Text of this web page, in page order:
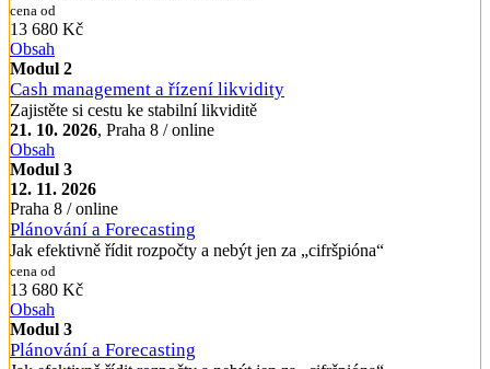
cena od
13 680 Kč
Obsah
Modul 2
Cash management a řízení likvidity
Zajistěte si cestu ke stabilní likviditě
21. 10. 2026, Praha 8 / online
Obsah
Modul 3
12. 11. 2026
Praha 8 / online
Plánování a Forecasting
Jak efektivně řídit rozpočty a nebýt jen za „cifršpióna“
cena od
13 680 Kč
Obsah
Modul 3
Plánování a Forecasting